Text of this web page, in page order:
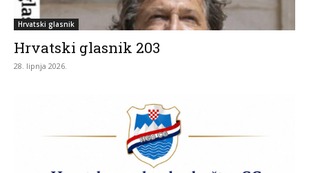
Hrvatski glasnik
Hrvatski glasnik 203
28. lipnja 2026.